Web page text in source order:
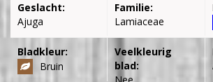
Geslacht:
Ajuga
Familie:
Lamiaceae
Bladkleur:
Bruin
Veelkleurig
blad: